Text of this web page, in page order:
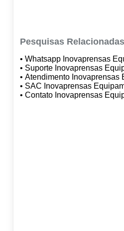
Pesquisas Relacionadas
• Whatsapp Inovaprensas
• Suporte Inovaprensas
• Atendimento
• SAC Inovaprensas
• Contato Inovaprensas